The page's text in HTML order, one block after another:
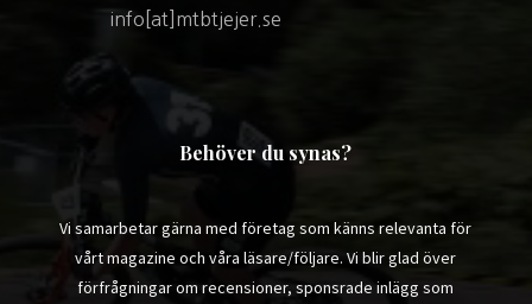
info[at]mtbtjejer.se
Behöver du synas?
Vi samarbetar gärna med företag som känns relevanta för
vårt magazine och våra läsare/följare. Vi blir glad över
förfrågningar om recensioner, sponsrade inlägg som